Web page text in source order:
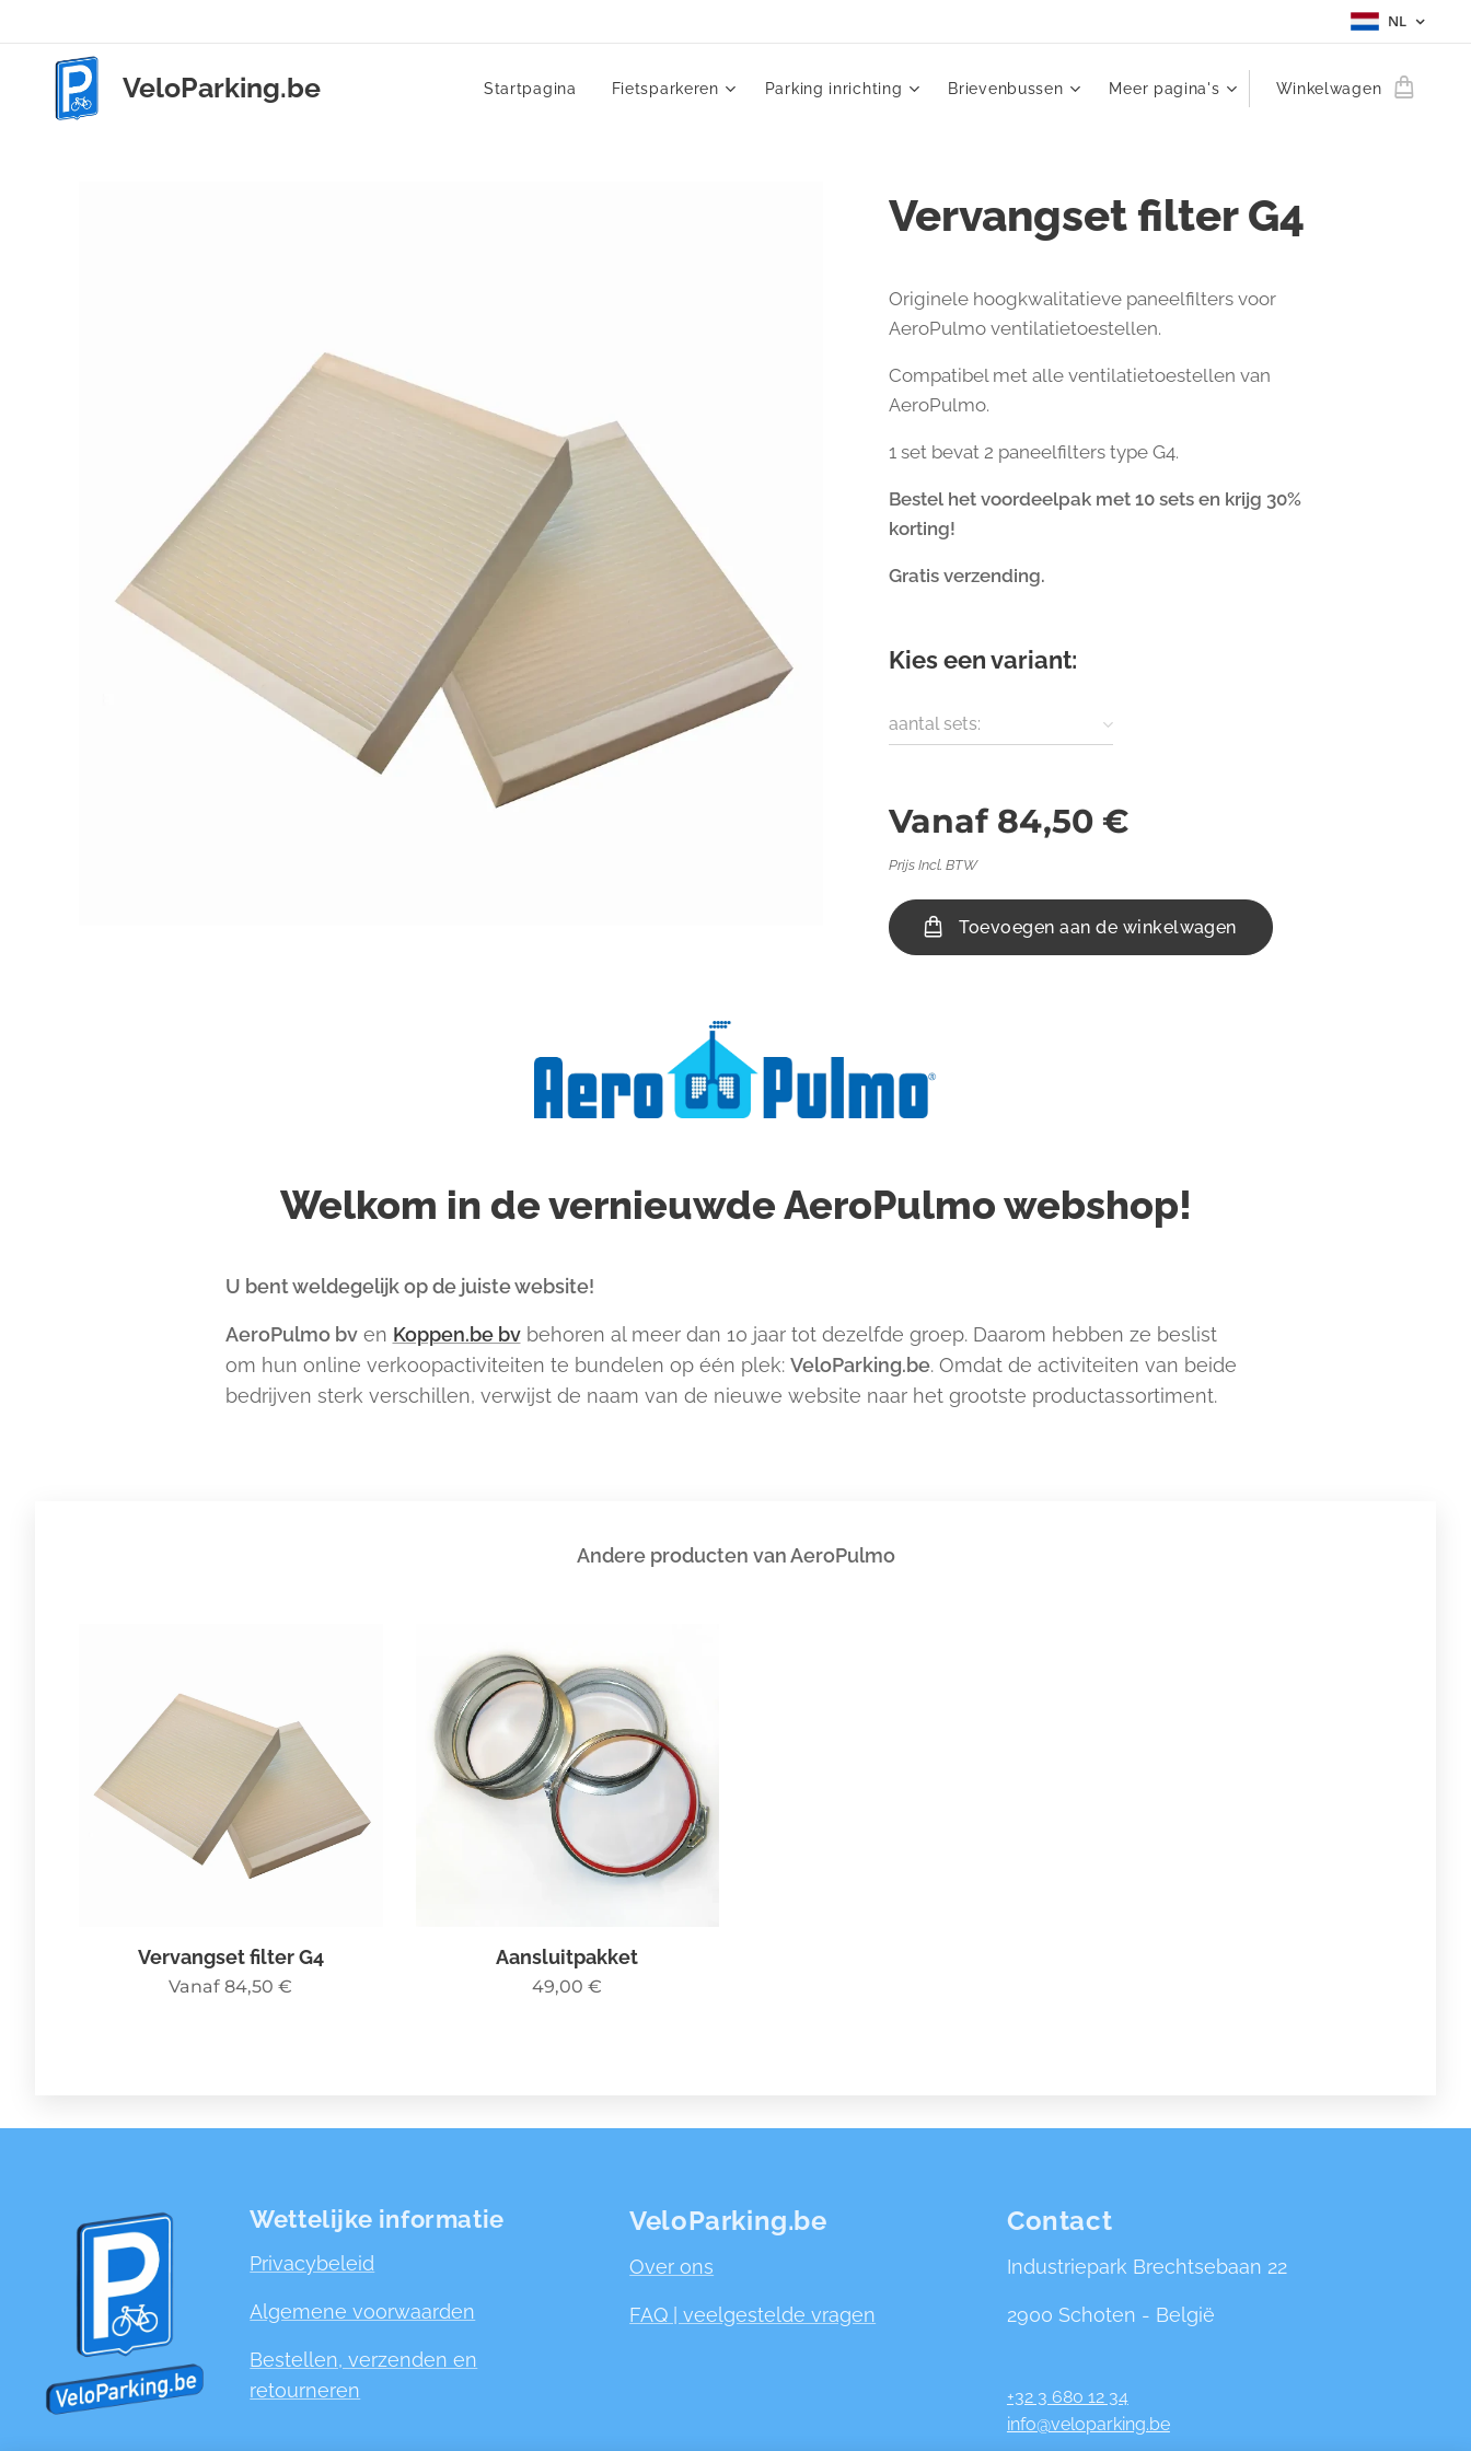
NL
VeloParking.be Startpagina Fietsparkeren Parking inrichting Brievenbussen Meer pagina's Winkelwagen
Vervangset filter G4
Originele hoogkwalitatieve paneelfilters voor
AeroPulmo ventilatietoestellen.
Compatibel met alle ventilatietoestellen van
AeroPulmo.
1 set bevat 2 paneelfilters type G4.
Bestel het voordeelpak met 10 sets en krijg 30%
korting!
Gratis verzending.
Kies een variant:
aantal sets:
Vanaf 84,50 €
Prijs Incl. BTW
Toevoegen aan de winkelwagen
Welkom in de vernieuwde AeroPulmo webshop!
U bent weldegelijk op de juiste website!
AeroPulmo bven Koppen.be bvbehoren al meer dan 10 jaar tot dezelfde groep. Daarom hebben ze beslist
om hun online verkoopactiviteiten te bundelen op één plek: VeloParking.be. Omdat de activiteiten van beide
bedrijven sterk verschillen, verwijst de naam van de nieuwe website naar het grootste productassortiment.
Andere producten van AeroPulmo
Vervangset filter G4
Vanaf84,50 €
Aansluitpakket
49,00 €
Wettelijke informatie
Privacybeleid
Algemene voorwaarden
Bestellen, verzenden en
retourneren
VeloParking.be
Over ons
FAQ | veelgestelde vragen
Contact
Industriepark Brechtsebaan 22
2900 Schoten - België
+32 3 680 12 34
info@veloparking.be